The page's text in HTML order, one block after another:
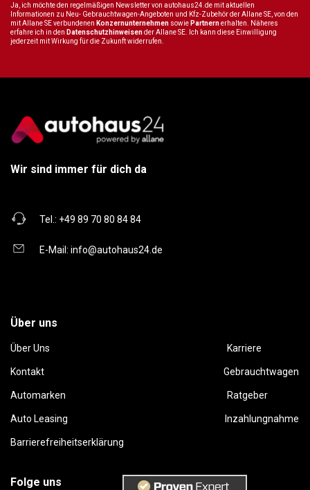
Ja, ich möchte den regelmäßigen Newsletter von autohaus24.de mit aktuellen
Informationen zu Neu- Gebrauchtwagen-Angeboten und Kfz-Zubehör der Allane SE, von den
mit Allane SE verbundenen Konzernunternehmen sowie Partnernerhalten. Näheres
erfahre ich in den Datenschutzhinweisender Allane SE. Ich kann diese Einwilligung
jederzeit mit Wirkung für die Zukunft widerrufen.
Wir sind immer für dich da
Tel.: +49 89 70 80 84 84
E-Mail: info@autohaus24.de
Über uns
Über Uns Karriere
Kontakt Gebrauchtwagen
Automarken Ratgeber
Auto Leasing Inzahlungnahme
Barrierefreiheitserklärung
Folge uns